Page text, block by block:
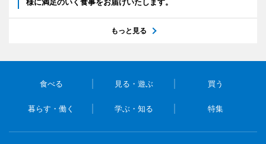
もっと見る
食べる 見る・遊ぶ 買う
暮らす・働く 学ぶ・知る 特集